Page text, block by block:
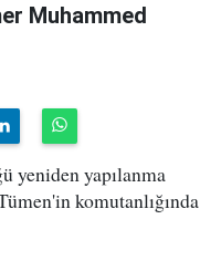
Muhammed
yeniden yapılanma
komutanlığında